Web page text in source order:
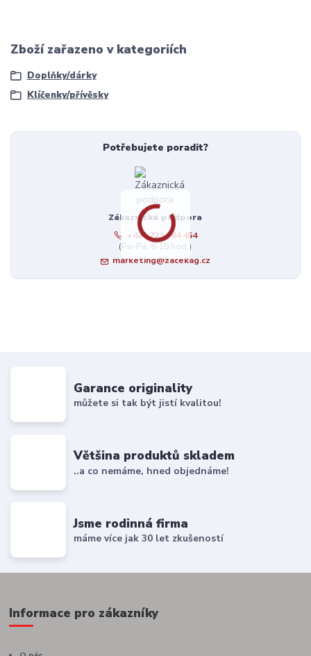
Zboží zařazeno v kategoriích
Doplňky/dárky
Klíčenky/přívěsky
Potřebujete poradit?
Zákaznická podpora
+420 723 384 454
(Po-Pá, 8-15 hod.)
marketing@zacekag.cz
Garance originality
můžete si tak být jistí kvalitou!
Většina produktů skladem
..a co nemáme, hned objednáme!
Jsme rodinná firma
máme více jak 30 let zkušeností
Informace pro zákazníky